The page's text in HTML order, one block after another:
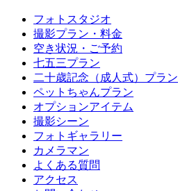
フォトスタジオ
撮影プラン・料金
空き状況・ご予約
七五三プラン
二十歳記念（成人式）プラン
ペットちゃんプラン
オプションアイテム
撮影シーン
フォトギャラリー
カメラマン
よくある質問
アクセス